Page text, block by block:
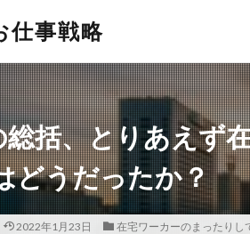
仕事戦略
括、とりあえず
どうだったか？
2022年1月23日 在宅ワーカーのまったりし